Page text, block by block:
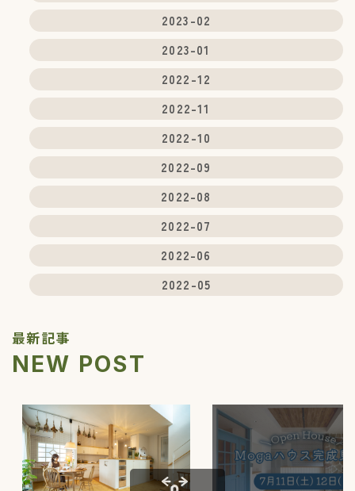
最新記事
NEW POST
2023-02
2023-01
2022-12
2022-11
2022-10
2022-09
2022-08
2022-07
2022-06
2022-05
当社は、利用者情報のうち、個人情報について
は、あらかじめユーザーの同意を得ないで、第三
者に提供しません。但し、次に掲げる必要があり
第三者に提供する場合はこの限りではありませ
(1) 当社が利用目的の達成に必要な範囲内におい
て個人情報の取扱いの全部または一部を委託す
る場合
(2) 合併その他の事由による事業の承継に伴って
個人情報が提供される場合
(3) 第4項の定めに従って、提携先または情報収集
モジュール提供者へ個人情報が提供される場合
(4) 国の機関もしくは地方公共団体またはその委
託を受けた者が法令の定める事務を遂行するこ
とに対して協力する必要がある場合であって、
ユーザーの同意を得ることによって当該事務の
遂行に支障を及ぼすおそれがある場合
個人情報への不正アクセス、個人情報の漏えい、
滅失、又はき損の予防及び是正のため、当社内に
おいて規程を整備し安全対策に努めます。以上の
目的を達するため、当社は以下の措置を講じてい
ます。